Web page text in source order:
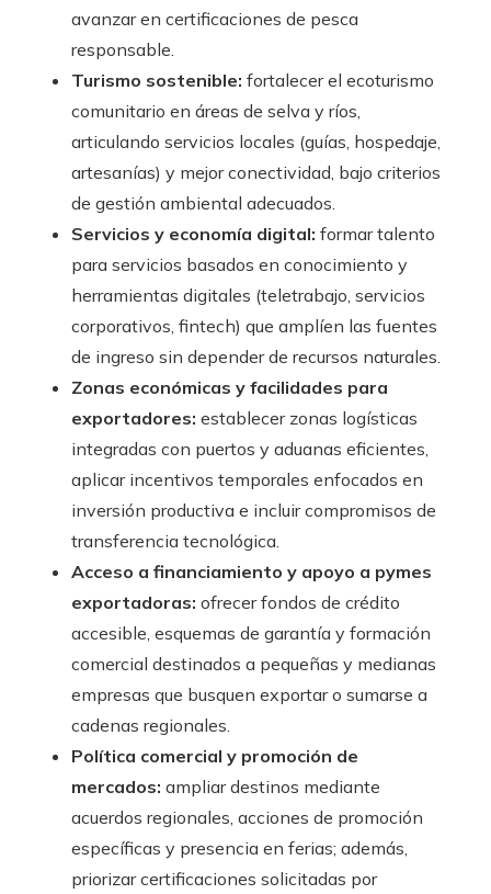
avanzar en certificaciones de pesca
responsable.
Turismo sostenible: fortalecer el ecoturismo
comunitario en áreas de selva y ríos,
articulando servicios locales (guías, hospedaje,
artesanías) y mejor conectividad, bajo criterios
de gestión ambiental adecuados.
Servicios y economía digital: formar talento
para servicios basados en conocimiento y
herramientas digitales (teletrabajo, servicios
corporativos, fintech) que amplíen las fuentes
de ingreso sin depender de recursos naturales.
Zonas económicas y facilidades para
exportadores: establecer zonas logísticas
integradas con puertos y aduanas eficientes,
aplicar incentivos temporales enfocados en
inversión productiva e incluir compromisos de
transferencia tecnológica.
Acceso a financiamiento y apoyo a pymes
exportadoras: ofrecer fondos de crédito
accesible, esquemas de garantía y formación
comercial destinados a pequeñas y medianas
empresas que busquen exportar o sumarse a
cadenas regionales.
Política comercial y promoción de
mercados: ampliar destinos mediante
acuerdos regionales, acciones de promoción
específicas y presencia en ferias; además,
priorizar certificaciones solicitadas por